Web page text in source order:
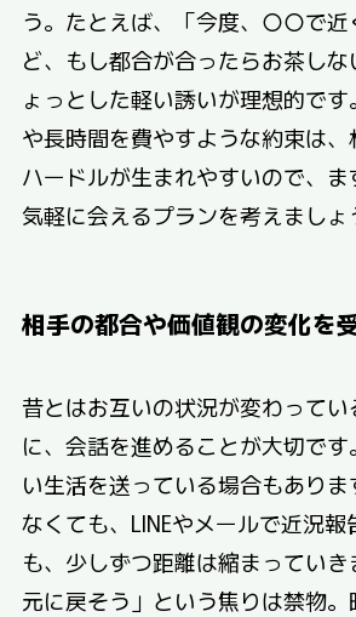
う。たとえば、「今度、〇〇で
ど、もし都合が合ったらお茶し
ょっとした軽い誘いが理想的で
や長時間を費やすような約束は
ハードルが生まれやすいので、
気軽に会えるプランを考えましょ
相手の都合や価値観の変化を
昔とはお互いの状況が変わって
に、会話を進めることが大切で
い生活を送っている場合もありま
なくても、LINEやメールで近況
も、少しずつ距離は縮まってい
元に戻そう」という焦りは禁物